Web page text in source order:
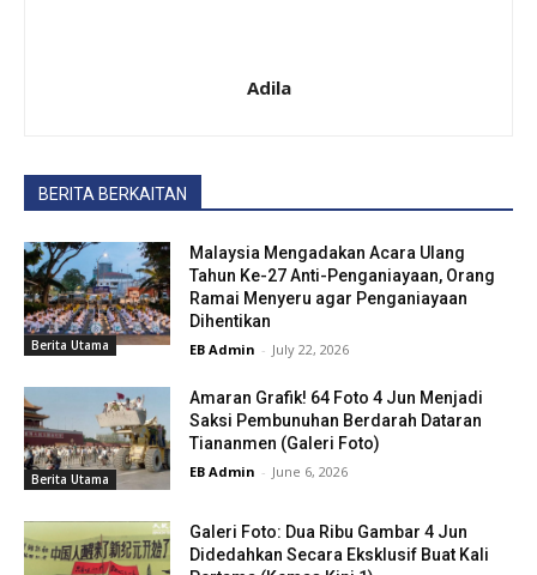
Adila
BERITA BERKAITAN
Berita Utama
Malaysia Mengadakan Acara Ulang
Tahun Ke-27 Anti-Penganiayaan, Orang
Ramai Menyeru agar Penganiayaan
Dihentikan
EB Admin - July 22, 2026
Berita Utama
Amaran Grafik! 64 Foto 4 Jun Menjadi
Saksi Pembunuhan Berdarah Dataran
Tiananmen (Galeri Foto)
EB Admin - June 6, 2026
Galeri Foto: Dua Ribu Gambar 4 Jun
Didedahkan Secara Eksklusif Buat Kali